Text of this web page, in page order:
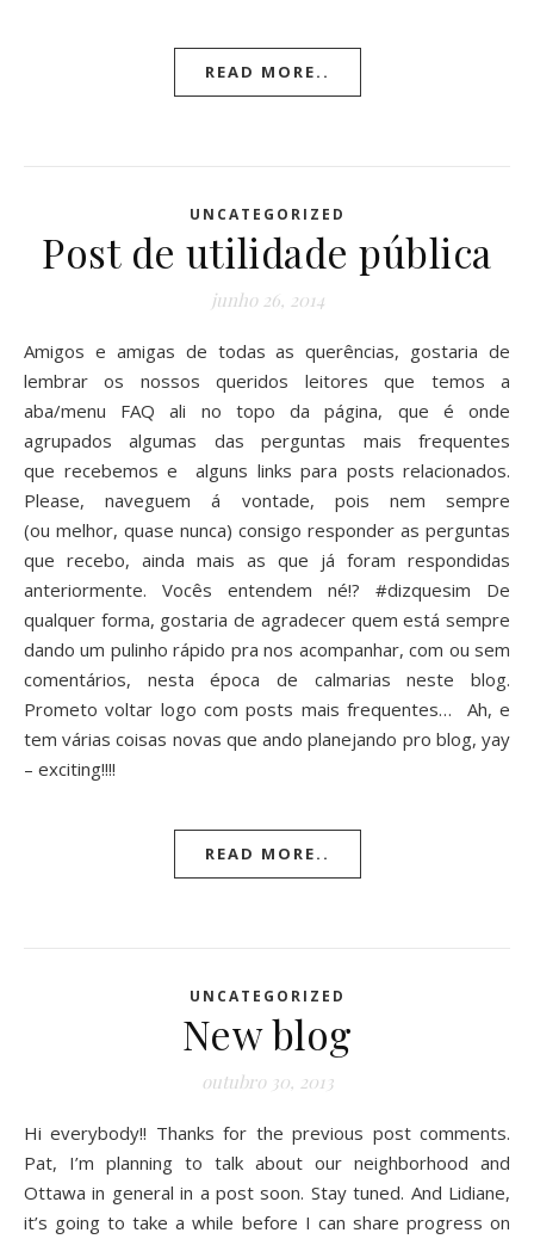
READ MORE..
UNCATEGORIZED
Post de utilidade pública
junho 26, 2014
Amigos e amigas de todas as querências, gostaria de
lembrar os nossos queridos leitores que temos a
aba/menu FAQ ali no topo da página, que é onde
agrupados algumas das perguntas mais frequentes
que recebemos e alguns links para posts relacionados.
Please, naveguem á vontade, pois nem sempre
(ou melhor, quase nunca) consigo responder as perguntas
que recebo, ainda mais as que já foram respondidas
anteriormente. Vocês entendem né!? #dizquesim De
qualquer forma, gostaria de agradecer quem está sempre
dando um pulinho rápido pra nos acompanhar, com ou sem
comentários, nesta época de calmarias neste blog.
Prometo voltar logo com posts mais frequentes… Ah, e
tem várias coisas novas que ando planejando pro blog, yay
– exciting!!!!
READ MORE..
UNCATEGORIZED
New blog
outubro 30, 2013
Hi everybody!! Thanks for the previous post comments.
Pat, I’m planning to talk about our neighborhood and
Ottawa in general in a post soon. Stay tuned. And Lidiane,
it’s going to take a while before I can share progress on